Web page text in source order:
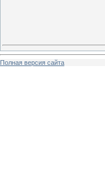
Полная версия сайта